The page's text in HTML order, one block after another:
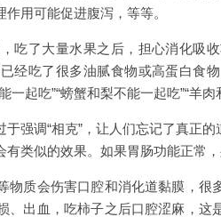
用可能促进腹泻，等等。
吃了大量水果之后，担心消化吸
经吃了很多油腻食物或高蛋白食
起吃”“螃蟹和梨不能一起吃”“羊
强调“相克”，让人们忘记了真正
类似的效果。如果胃肠功能正常
物质会伤害口腔和消化道黏膜，
、出血，吃柿子之后口腔涩麻，这